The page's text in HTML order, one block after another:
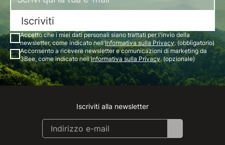
Iscriviti
Accetto che i miei dati personali siano trattati per l'invio della
newsletter, come indicato nell'Informativa sulla Privacy. (obbligatorio)
Acconsento a ricevere newsletter e comunicazioni di marketing da
3Bee, come indicato nell'Informativa sulla Privacy. (opzionale)
Instagram
Facebook
Linkedin
Youtube
Iscriviti alla newsletter